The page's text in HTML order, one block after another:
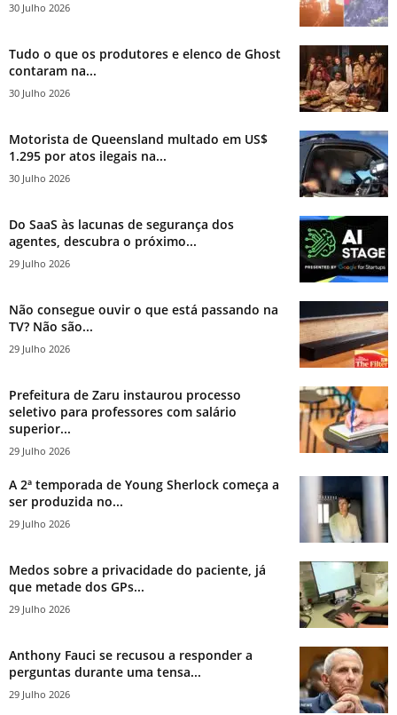
30 Julho 2026
Tudo o que os produtores e elenco de Ghost
contaram na...
30 Julho 2026
Motorista de Queensland multado em US$
1.295 por atos ilegais na...
30 Julho 2026
Do SaaS às lacunas de segurança dos
agentes, descubra o próximo...
29 Julho 2026
Não consegue ouvir o que está passando na
TV? Não são...
29 Julho 2026
Prefeitura de Zaru instaurou processo
seletivo para professores com salário
superior...
29 Julho 2026
A 2ª temporada de Young Sherlock começa a
ser produzida no...
29 Julho 2026
Medos sobre a privacidade do paciente, já
que metade dos GPs...
29 Julho 2026
Anthony Fauci se recusou a responder a
perguntas durante uma tensa...
29 Julho 2026